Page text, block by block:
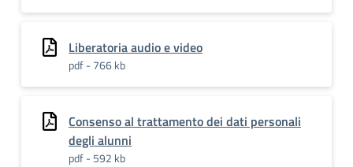
Liberatoria audio e video
pdf - 766 kb
Consenso al trattamento dei dati personali
degli alunni
pdf - 592 kb